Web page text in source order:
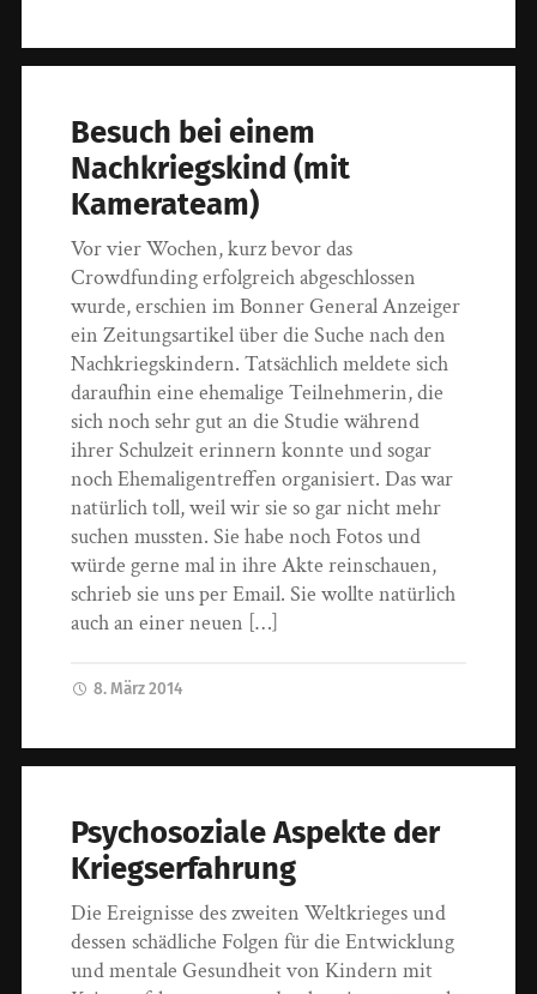
Besuch bei einem
Nachkriegskind (mit
Kamerateam)
Vor vier Wochen, kurz bevor das
Crowdfunding erfolgreich abgeschlossen
wurde, erschien im Bonner General Anzeiger
ein Zeitungsartikel über die Suche nach den
Nachkriegskindern. Tatsächlich meldete sich
daraufhin eine ehemalige Teilnehmerin, die
sich noch sehr gut an die Studie während
ihrer Schulzeit erinnern konnte und sogar
noch Ehemaligentreffen organisiert. Das war
natürlich toll, weil wir sie so gar nicht mehr
suchen mussten. Sie habe noch Fotos und
würde gerne mal in ihre Akte reinschauen,
schrieb sie uns per Email. Sie wollte natürlich
auch an einer neuen […]
8. März 2014
Psychosoziale Aspekte der
Kriegserfahrung
Die Ereignisse des zweiten Weltkrieges und
dessen schädliche Folgen für die Entwicklung
und mentale Gesundheit von Kindern mit